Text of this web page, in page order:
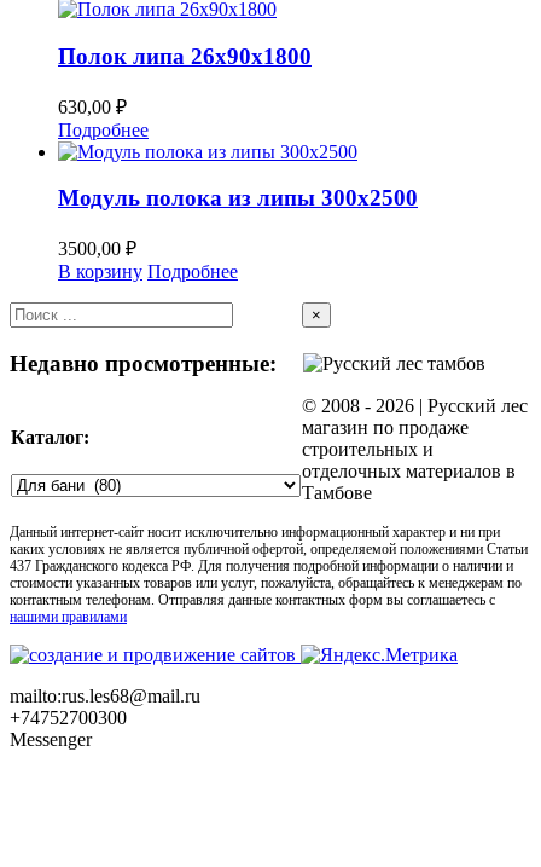
Полок липа 26х90х1800
630,00 ₽
Подробнее
Модуль полока из липы 300х2500
3500,00 ₽
В корзину Подробнее
Недавно просмотренные:
Каталог:
Close
product
quick
view
×
© 2008 - 2026 | Русский лес
магазин по продаже
строительных и
отделочных материалов в
Тамбове
Данный интернет-сайт носит исключительно информационный характер и ни при
каких условиях не является публичной офертой, определяемой положениями Статьи
437 Гражданского кодекса РФ. Для получения подробной информации о наличии и
стоимости указанных товаров или услуг, пожалуйста, обращайтесь к менеджерам по
контактным телефонам. Отправляя данные контактных форм вы соглашаетесь с
нашими правилами
mailto:rus.les68@mail.ru
+74752700300
Messenger